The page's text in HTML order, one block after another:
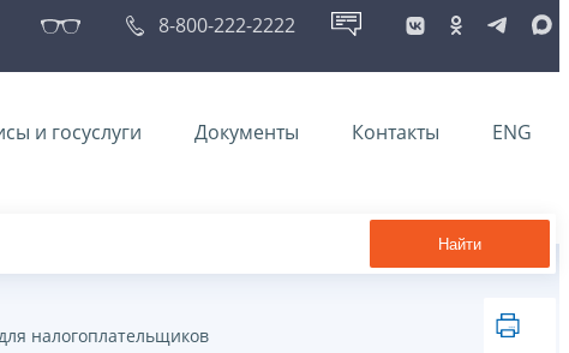
8-800-222-2222
и госуслуги Документы Контакты ENG
Найти
налогоплательщиков